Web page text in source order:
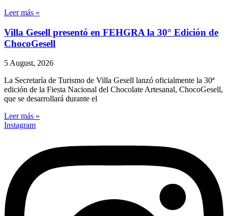
Leer más »
Villa Gesell presentó en FEHGRA la 30° Edición de
ChocoGesell
5 August, 2026
La Secretaría de Turismo de Villa Gesell lanzó oficialmente la 30ª
edición de la Fiesta Nacional del Chocolate Artesanal, ChocoGesell,
que se desarrollará durante el
Leer más »
Instagram